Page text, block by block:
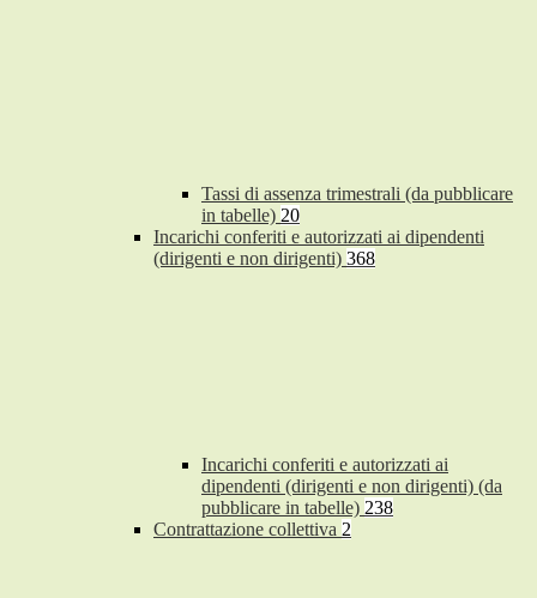
Tassi di assenza trimestrali (da pubblicare
in tabelle) 20
Incarichi conferiti e autorizzati ai dipendenti
(dirigenti e non dirigenti) 368
Incarichi conferiti e autorizzati ai
dipendenti (dirigenti e non dirigenti) (da
pubblicare in tabelle) 238
Contrattazione collettiva 2